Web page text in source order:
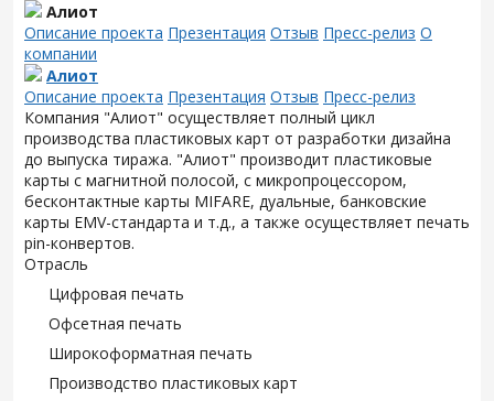
Алиот
Описание проекта Презентация Отзыв Пресс-релиз О
компании
Алиот
Описание проекта Презентация Отзыв Пресс-релиз
Компания "Алиот" осуществляет полный цикл
производства пластиковых карт от разработки дизайна
до выпуска тиража. "Алиот" производит пластиковые
карты с магнитной полосой, с микропроцессором,
бесконтактные карты MIFARE, дуальные, банковские
карты EMV-стандарта и т.д., а также осуществляет печать
pin-конвертов.
Отрасль
Цифровая печать
Офсетная печать
Широкоформатная печать
Производство пластиковых карт